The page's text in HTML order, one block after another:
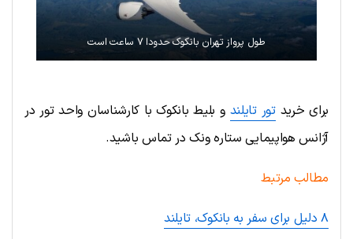
طول پرواز تهران بانکوک حدودا ۷ ساعت است
برای خریدتور تایلند و بلیط بانکوک با کارشناسان واحد تور در
آژانس هواپیمایی ستاره ونک در تماس باشید.
مطالب مرتبط
۸ دلیل برای سفر به بانکوک، تایلند